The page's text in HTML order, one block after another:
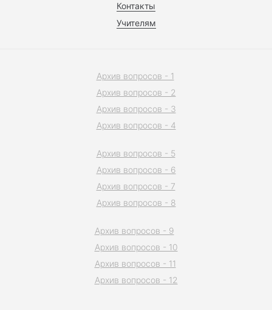
Контакты
Учителям
Архив вопросов - 1
Архив вопросов - 2
Архив вопросов - 3
Архив вопросов - 4
Архив вопросов - 5
Архив вопросов - 6
Архив вопросов - 7
Архив вопросов - 8
Архив вопросов - 9
Архив вопросов - 10
Архив вопросов - 11
Архив вопросов - 12